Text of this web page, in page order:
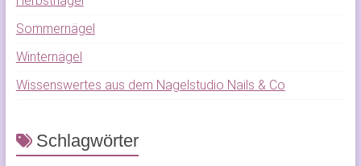
Sommernägel
Winternägel
Wissenswertes aus dem Nagelstudio Nails & Co
Schlagwörter